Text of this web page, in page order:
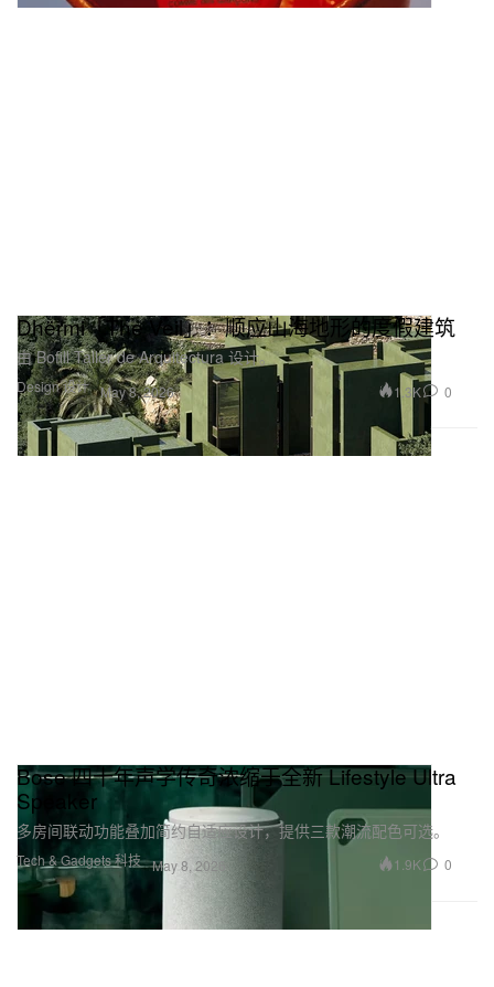
Design 设计
Dhërmi「The Veil」：顺应山海地形的度假建筑
由 Bofill Taller de Arquitectura 设计。
May 8, 2026 1.3K 0
Tech & Gadgets 科技
Bose 四十年声学传奇浓缩于全新 Lifestyle Ultra
Speaker
多房间联动功能叠加简约自适应设计，提供三款潮流配色可选。
May 8, 2026 1.9K 0